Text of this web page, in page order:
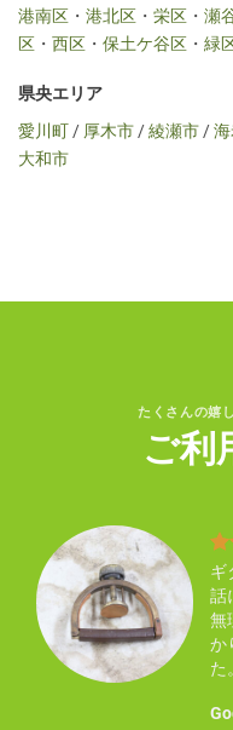
港南区 ・ 港北区 ・ 栄区 ・ 瀬
区 ・ 西区 ・ 保土ケ谷区 ・ 緑
県央エリア
愛川町/ 厚木市/綾瀬市/
大和市
たくさんの嬉
ご利
ギ
話
無
か
た。